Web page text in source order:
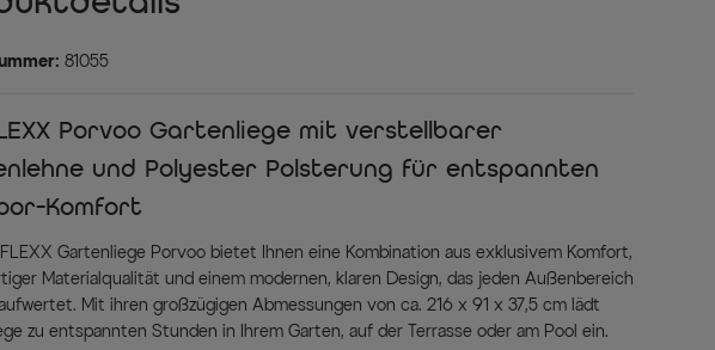
81055
Porvoo Gartenliege mit verstellbarer
und Polyester Polsterung für entspannten
Komfort
Gartenliege Porvoo bietet Ihnen eine Kombination aus exklusivem Komfort,
Materialqualität und einem modernen, klaren Design, das jeden Außenbereich
Mit ihren großzügigen Abmessungen von ca. 216 x 91 x 37,5 cm lädt
zu entspannten Stunden in Ihrem Garten, auf der Terrasse oder am Pool ein.